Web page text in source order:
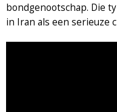
bondgenootschap. Die
in Iran als een serieuze